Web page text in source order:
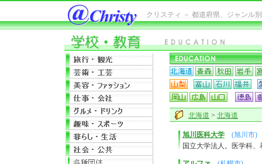
クリスティ － 都道府県、ジャンル
北海道 > 北海道
旭川医科大学
(旭川市)
国立大学法人。医学科